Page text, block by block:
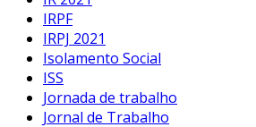
IRPF
IRPJ 2021
Isolamento Social
ISS
Jornada de trabalho
Jornal de Trabalho